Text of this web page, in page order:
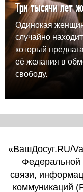
Три тысячи лет
Одинокая
случайно
который
её желания в
свободу.
«ВашДосуг.RU/
Федеральной
связи,
коммуникаций